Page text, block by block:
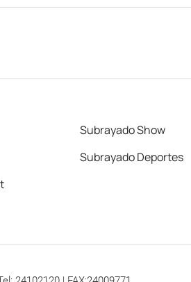
Subrayado Show
Subrayado Deportes